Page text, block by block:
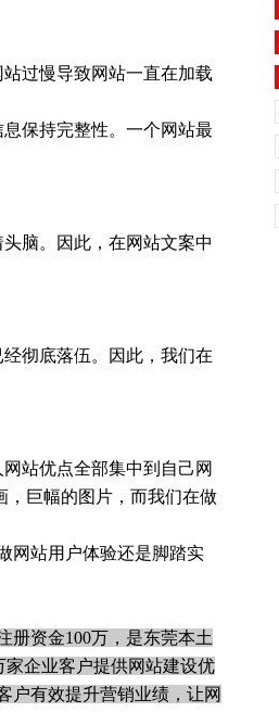
过慢导致网站一直在加载
保持完整性。一个网站最
脑。因此，在网站文案中
彻底落伍。因此，我们在
站优点全部集中到自己网
，巨幅的图片，而我们在做
网站用户体验还是脚踏实
册资金100万，是东莞本土
企业客户提供网站建设优
户有效提升营销业绩，让网